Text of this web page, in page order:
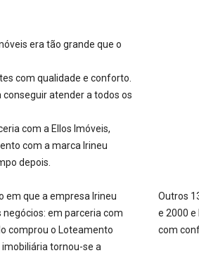
era tão grande que o
com qualidade e conforto.
conseguir atender a todos os
com a Ellos Imóveis,
com a marca Irineu
depois.
em que a empresa Irineu
em parceria com
comprou o Loteamento
tornou-se a
Outros
e 2000
com